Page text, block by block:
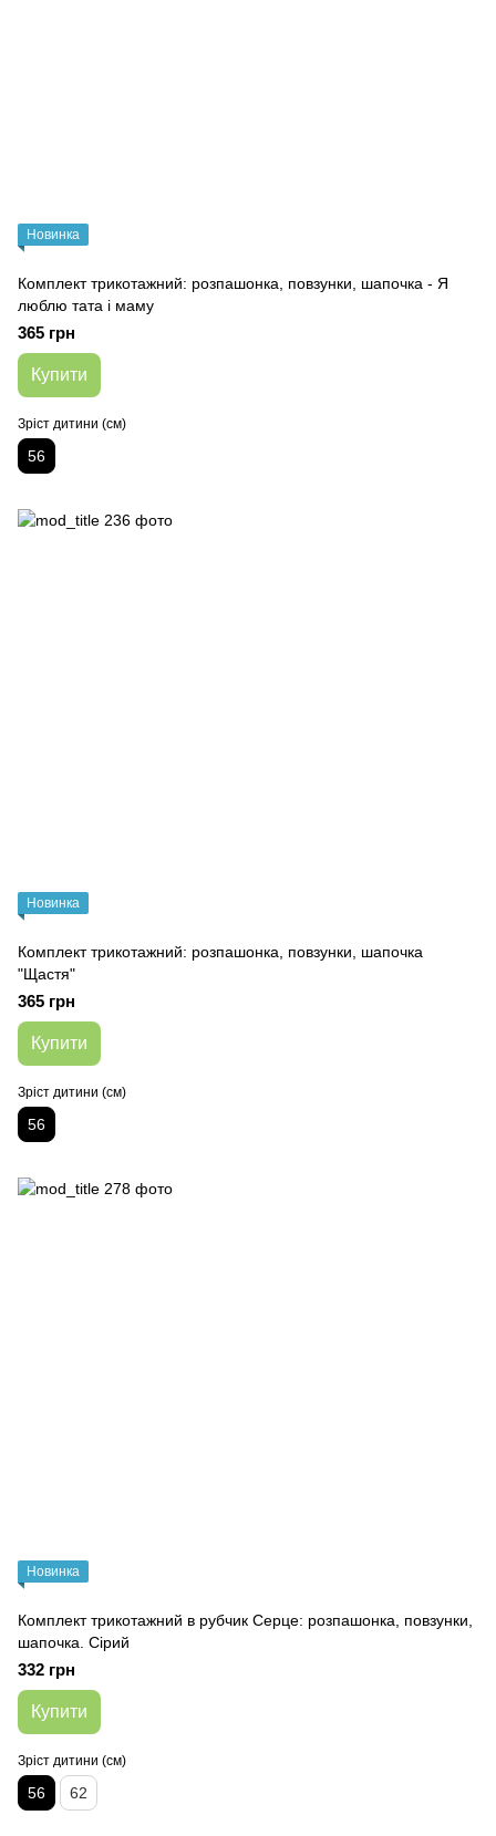
Новинка
Комплект трикотажний: розпашонка, повзунки, шапочка - Я
люблю тата і маму
365 грн
Купити
Зріст дитини (см)
56
Новинка
Комплект трикотажний: розпашонка, повзунки, шапочка
"Щастя"
365 грн
Купити
Зріст дитини (см)
56
Новинка
Комплект трикотажний в рубчик Серце: розпашонка, повзунки,
шапочка. Сірий
332 грн
Купити
Зріст дитини (см)
56 62